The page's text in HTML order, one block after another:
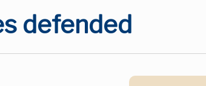
defended